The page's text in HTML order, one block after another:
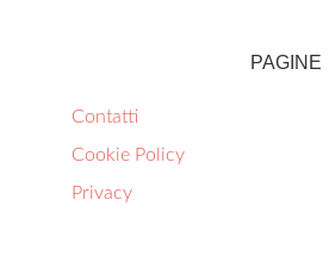
PAGINE
Contatti
Cookie Policy
Privacy